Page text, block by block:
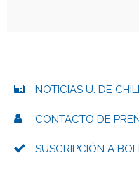
NOTICIAS U. DE
CONTACTO DE
SUSCRIPCIÓN A